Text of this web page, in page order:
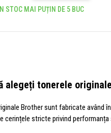
STOC MAI PUȚIN DE 5 BUC
alegeți tonerele
Brother sunt fabricate având
cerințele stricte privind